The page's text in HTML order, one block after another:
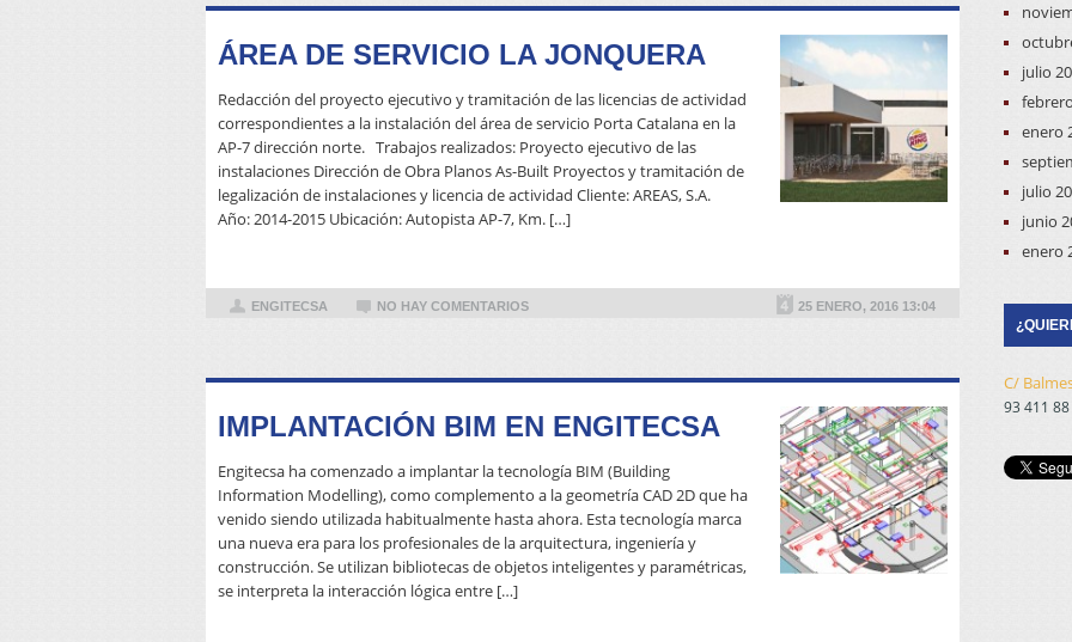
ÁREA DE SERVICIO LA JONQUERA
Redacción del proyecto ejecutivo y tramitación de las licencias de actividad
correspondientes a la instalación del área de servicio Porta Catalana en la
AP-7 dirección norte. Trabajos realizados: Proyecto ejecutivo de las
instalaciones Dirección de Obra Planos As-Built Proyectos y tramitación de
legalización de instalaciones y licencia de actividad Cliente: AREAS, S.A.
Año: 2014-2015 Ubicación: Autopista AP-7, Km. […]
ENGITECSA NO HAY COMENTARIOS 25 ENERO, 2016 13:04
IMPLANTACIÓN BIM EN ENGITECSA
Engitecsa ha comenzado a implantar la tecnología BIM (Building
Information Modelling), como complemento a la geometría CAD 2D que ha
venido siendo utilizada habitualmente hasta ahora. Esta tecnología marca
una nueva era para los profesionales de la arquitectura, ingeniería y
construcción. Se utilizan bibliotecas de objetos inteligentes y paramétricas,
se interpreta la interacción lógica entre […]
julio
enero
julio
junio
enero
C/
93 411